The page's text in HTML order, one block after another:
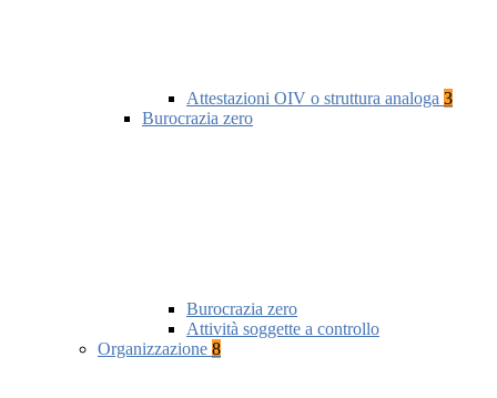
Attestazioni OIV o struttura analoga 3
Burocrazia zero
Burocrazia zero
Attività soggette a controllo
Organizzazione 8